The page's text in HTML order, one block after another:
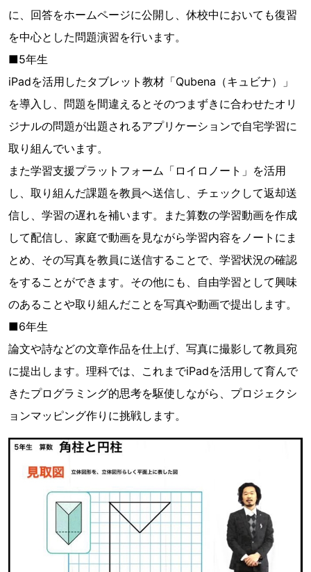
に、回答をホームページに公開し、休校中においても復習
を中心とした問題演習を行います。
■5年生
iPadを活用したタブレット教材「Qubena（キュビナ）」
を導入し、問題を間違えるとそのつまずきに合わせたオリ
ジナルの問題が出題されるアプリケーションで自宅学習に
取り組んでいます。
また学習支援プラットフォーム「ロイロノート」を活用
し、取り組んだ課題を教員へ送信し、チェックして返却送
信し、学習の遅れを補います。また算数の学習動画を作成
して配信し、家庭で動画を見ながら学習内容をノートにま
とめ、その写真を教員に送信することで、学習状況の確認
をすることができます。その他にも、自由学習として興味
のあることや取り組んだことを写真や動画で提出します。
■6年生
論文や詩などの文章作品を仕上げ、写真に撮影して教員宛
に提出します。理科では、これまでiPadを活用して育んで
きたプログラミング的思考を駆使しながら、プロジェクシ
ョンマッピング作りに挑戦します。